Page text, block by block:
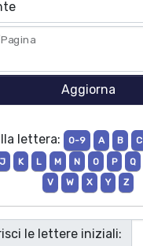
lettera: 0-9 A B C
J K L M N O P Q
V
W X Y Z
le lettere iniziali: